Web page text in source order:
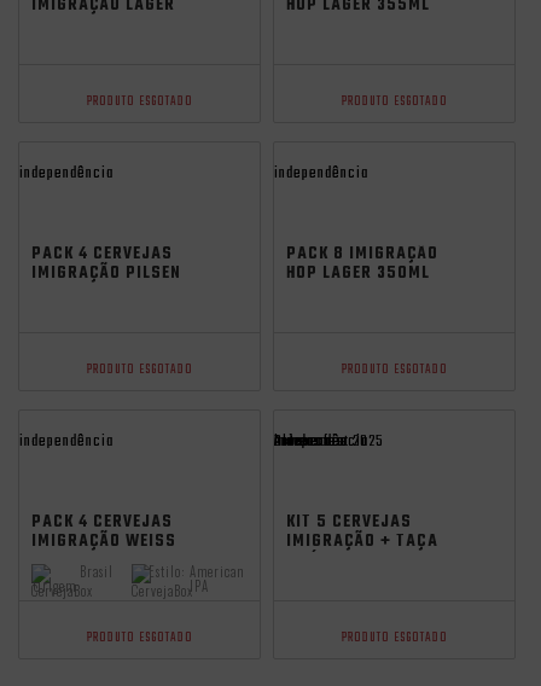
IMIGRAÇÃO LAGER
PRODUTO ESGOTADO
HOP LAGER 355ML
PRODUTO ESGOTADO
independência
PACK 4 CERVEJAS
IMIGRAÇÃO PILSEN
PRODUTO ESGOTADO
independência
PACK 8 IMIGRAÇÃO
HOP LAGER 350ML
PRODUTO ESGOTADO
independência
PACK 4 CERVEJAS
IMIGRAÇÃO WEISS
500ML
Origem:
Brasil Estilo: American
IPA
PRODUTO ESGOTADO
Promocoes
Aniversario
independência
oktoberfest 2025
KIT 5 CERVEJAS
IMIGRAÇÃO + TAÇA
PRODUTO ESGOTADO